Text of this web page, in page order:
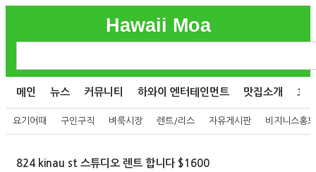
Hawaii Moa
메인 뉴스 커뮤니티 하와이 엔터테인먼트 맛집소개 호
요기어때 구인구직 벼룩시장 렌트/리스 자유게시판 비지니스홍보
824 kinau st 스튜디오 렌트 합니다 $1600